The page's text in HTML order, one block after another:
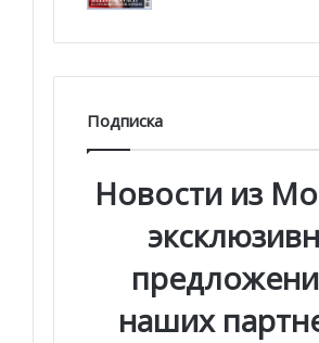
Подписка
Новости из
наших